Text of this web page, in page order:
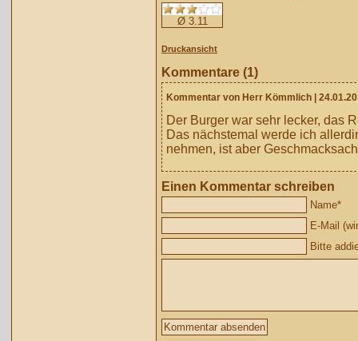
Ø 3.11
Druckansicht
Kommentare (1)
Kommentar von Herr Kömmlich |
Der Burger war sehr lecker, das
Das nächstemal werde ich
nehmen, ist aber
Einen Kommentar schreiben
Name*
E-Mail
Bitte